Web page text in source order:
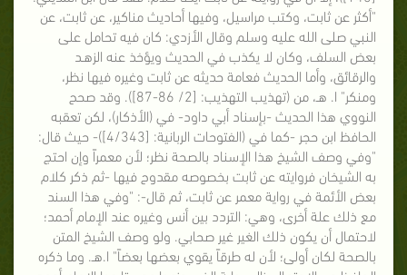
"أكثر عن ثابت، وكتب مراسيل، وفيها أحاديث مناكير، عن ثابت، عن
النبي صلى الله عليه وسلم وقال الأزدي: كان فيه تحامل على
بعض السلف، وكان لا يكذب في الحديث ويؤخذ عنه الزهـد
والرقائق، وأما الحديث فعامة حديثه عن ثابت وغيره فيها نظر،
ومنكر" ا. هـ، من (تهذيب التهذيب: [2/ 86-87]). وقد صحح
النووي هذا الحديث -بإسناد أبي داود- في (الأذكار)، لكن تعقبه
الحافظ ابن حجر -كما في (الفتوحات الربانية: [4/343])- حيث قال:
"وفي وصف الشيخ هذا الإسناد بالصحة نظر؛ لأن معمراً وإن احتج
به الشيخان فروايته عن ثابت بخصوصه مقدوح فيها -ثم ذكر كلام
بعض الأئمة في رواية معمر عن ثابت، ثم قال-: "وفي هذا السند
مع ذلك علة أخرى، وهي: التردد بين أنس وغيره عند الإمام أحمد؛
لاحتمال أن يكون ذلك الغير غير صحابي. ولو وصف الشيخ المتن
بالصحة لكان أولى؛ لأن له طرقاً يقوي بعضها بعضاً" ا.هـ. وما ذكره